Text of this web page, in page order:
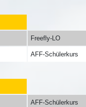
Freefly-LO
AFF-Schülerkurs
AFF-Schülerkurs